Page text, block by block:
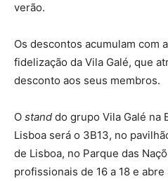
verão.
Os descontos acumulam com
fidelização da Vila Galé, que
desconto aos seus membros.
O stand do grupo Vila Galé na
Lisboa será o 3B13, no
de Lisboa, no Parque das
profissionais de 16 a 18 e